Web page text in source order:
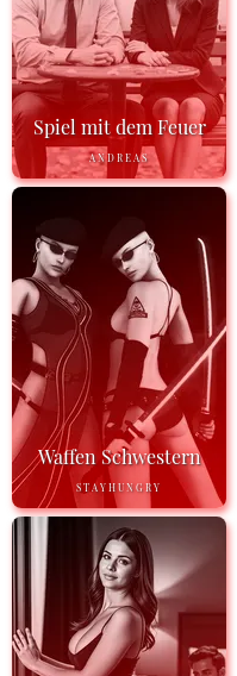
Spiel mit dem Feuer
ANDREAS
Waffen Schwestern
STAYHUNGRY